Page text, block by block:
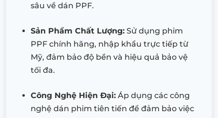
sâu về dán PPF.
Sản Phẩm Chất Lượng: Sử dụng phim
PPF chính hãng, nhập khẩu trực tiếp từ
Mỹ, đảm bảo độ bền và hiệu quả bảo vệ
tối đa.
Công Nghệ Hiện Đại: Áp dụng các công
nghệ dán phim tiên tiến để đảm bảo việc